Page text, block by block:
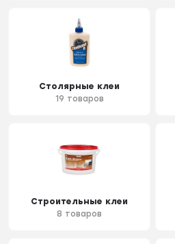
Столярные клеи
19 товаров
Строительные клеи
8 товаров